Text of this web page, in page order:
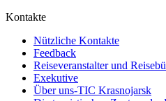
Kontakte
Nützliche Kontakte
Feedback
Reiseveranstalter und
Exekutive
Über uns-TIC Krasnojarsk